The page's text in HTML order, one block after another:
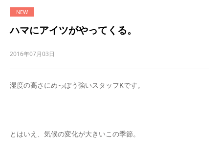
ハマにアイツがやってくる。
2016年07月03日
湿度の高さにめっぽう強いスタッフKです。
とはいえ、気候の変化が大きいこの季節。